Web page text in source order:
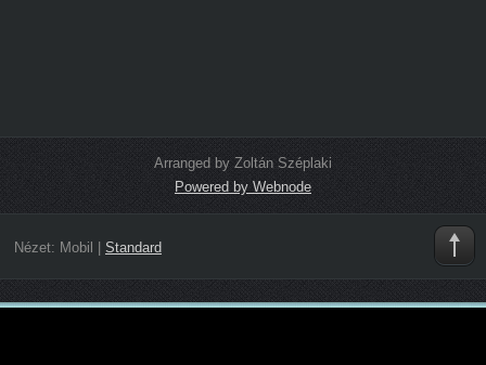
Arranged by Zoltán Széplaki
Powered by Webnode
Nézet: Mobil | Standard